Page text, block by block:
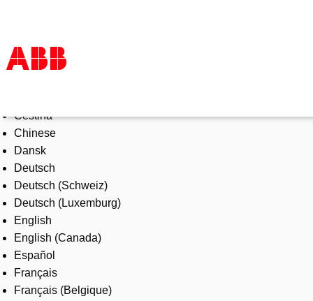
Products & Solutions
Industries
Services
About us
Where to buy
Contact us
Careers
Čeština
Chinese
Dansk
Deutsch
Deutsch (Schweiz)
Deutsch (Luxemburg)
English
English (Canada)
Español
Français
Français (Belgique)